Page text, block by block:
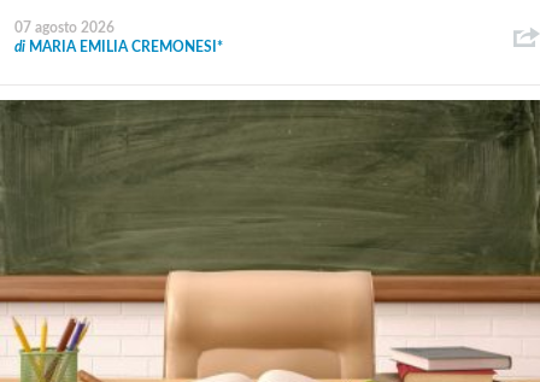
07 agosto 2026
di MARIA EMILIA CREMONESI*